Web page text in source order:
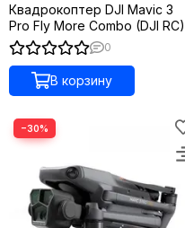
Квадрокоптер DJI Mavic 3
Pro Fly More Combo (DJI RC)
0
В корзину
−30%